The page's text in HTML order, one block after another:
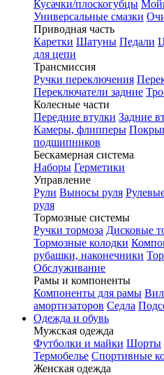
Кусачки/плоскогубцы
Универсальные смазки
Приводная часть
Каретки Шатуны Педали
для цепи
Трансмиссия
Ручки переключения
Переключатели задние
Колесные части
Передние втулки Задние
Камеры, флипперы
подшипников
Бескамерная система
Наборы Герметики
Управление
Рули Выносы руля
руля
Тормозные системы
Ручки тормоза Дисковые
Тормозные колодки
рубашки, наконечники
Обслуживание
Рамы и компоненты
Компоненты для рамы
амортизаторов Седла
Одежда и обувь
Мужская одежда
Футболки и майки Шорты
Термобелье Спортивные
Женская одежда